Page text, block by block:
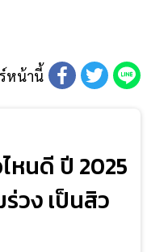
หน้านี้
หนดี ปี 2025
วง เป็นสิว